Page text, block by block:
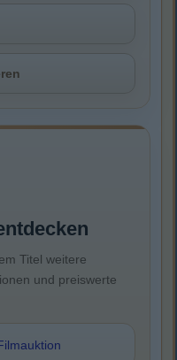
Titel weitere
und preiswerte